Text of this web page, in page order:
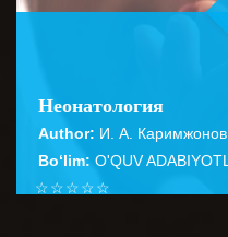
Неонатология
Author: И. А. Каримжонов
Bo‘lim: O'QUV
☆
☆
☆
☆
☆